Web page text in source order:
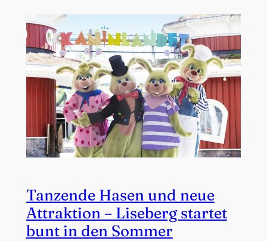
Tanzende Hasen und neue
Attraktion – Liseberg startet
bunt in den Sommer